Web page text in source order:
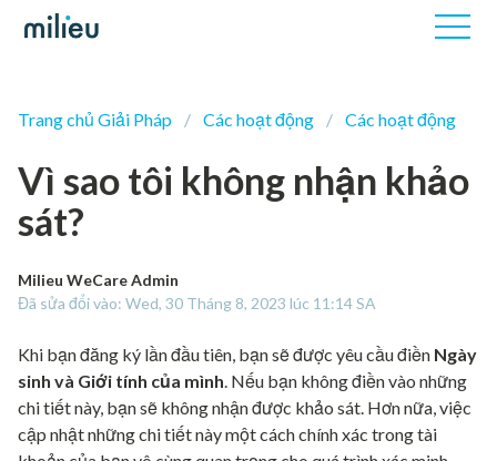
Trang chủ Giải Pháp Các hoạt động Các hoạt động
Vì sao tôi không nhận khảo
sát?
Milieu WeCare Admin
Đã sửa đổi vào: Wed, 30 Tháng 8, 2023 lúc 11:14 SA
Khi bạn đăng ký lần đầu tiên, bạn sẽ được yêu cầu điền Ngày
sinh và Giới tính của mình. Nếu bạn không điền vào những
chi tiết này, bạn sẽ không nhận được khảo sát. Hơn nữa, việc
cập nhật những chi tiết này một cách chính xác trong tài